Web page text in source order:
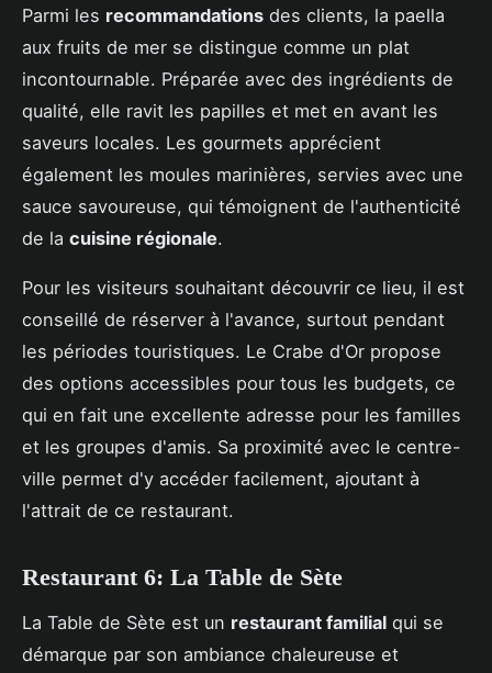
Parmi les recommandations des clients, la paella
aux fruits de mer se distingue comme un plat
incontournable. Préparée avec des ingrédients de
qualité, elle ravit les papilles et met en avant les
saveurs locales. Les gourmets apprécient
également les moules marinières, servies avec une
sauce savoureuse, qui témoignent de l'authenticité
de la cuisine régionale.
Pour les visiteurs souhaitant découvrir ce lieu, il est
conseillé de réserver à l'avance, surtout pendant
les périodes touristiques. Le Crabe d'Or propose
des options accessibles pour tous les budgets, ce
qui en fait une excellente adresse pour les familles
et les groupes d'amis. Sa proximité avec le centre-
ville permet d'y accéder facilement, ajoutant à
l'attrait de ce restaurant.
Restaurant 6: La Table de Sète
La Table de Sète est un restaurant familial qui se
démarque par son ambiance chaleureuse et